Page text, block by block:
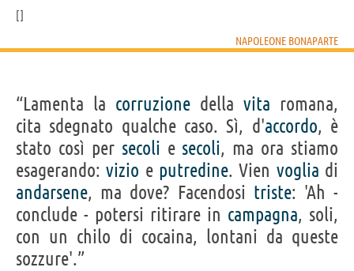
NAPOLEONE BONAPARTE
“Lamenta la corruzione della vita romana,
cita sdegnato qualche caso. Sì, d'accordo, è
stato così per secoli e secoli, ma ora stiamo
esagerando:vizio e putredine. Vien voglia di
andarsene, ma dove? Facendosi triste: 'Ah -
conclude - potersi ritirare in campagna, soli,
con un chilo di cocaina, lontani da queste
sozzure'.”